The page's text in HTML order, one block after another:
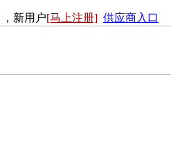
，新用户[马上注册] 供应商入口